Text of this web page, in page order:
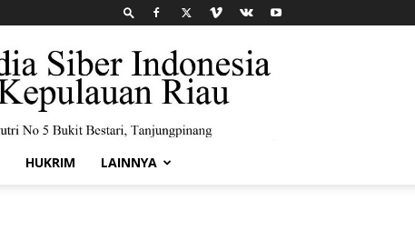
HUKRIM LAINNYA